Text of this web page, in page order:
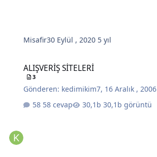
Misafir30 Eylül , 2020 5 yıl
ALIŞVERİŞ SİTELERİ
3
Gönderen: kedimikim7, 16 Aralık , 2006
58 cevap
30,1b görüntü